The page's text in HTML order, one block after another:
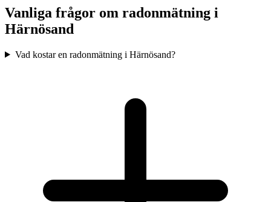
Vanliga frågor om radonmätning i
Härnösand
Vad kostar en radonmätning i Härnösand?